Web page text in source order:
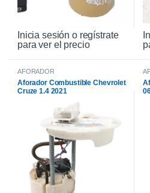
Inicia sesión o regístrate
para ver el precio
AFORADOR
Aforador Combustible Chevrolet
Cruze 1.4 2021